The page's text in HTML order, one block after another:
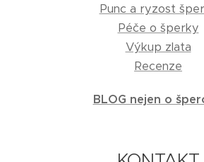
Punc a ryzost
Péče o šperky
Výkup zlata
Recenze
BLOG nejen o